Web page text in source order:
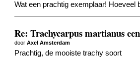
Wat een prachtig exemplaar! Hoeveel
Re: Trachycarpus martianus
doorAxel Amsterdam
Prachtig, de mooiste trachy soort